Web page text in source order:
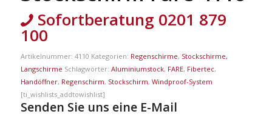
Sofortberatung 0201 879
100
Artikelnummer: 4110 Kategorien: Regenschirme, Stockschirme,
Langschirme Schlagwörter: Aluminiumstock, FARE, Fibertec,
Handöffner, Regenschirm, Stockschirm, Windproof-System
[ti_wishlists_addtowishlist]
Senden Sie uns eine E-Mail